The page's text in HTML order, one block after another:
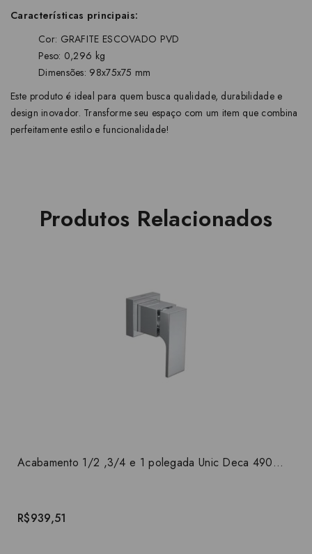
Características principais:
Cor: GRAFITE ESCOVADO PVD
Peso: 0,296 kg
Dimensões: 98x75x75 mm
Este produto é ideal para quem busca qualidade, durabilidade e
design inovador. Transforme seu espaço com um item que combina
perfeitamente estilo e funcionalidade!
Produtos Relacionados
Acabamento 1/2 ,3/4 e 1 polegada Unic Deca 4900.C90.PQ
R$939,51